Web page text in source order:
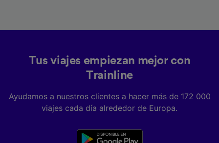
Tus viajes empiezan mejor con
Trainline
Ayudamos a nuestros clientes a hacer más de 172 000
viajes cada día alrededor de Europa.